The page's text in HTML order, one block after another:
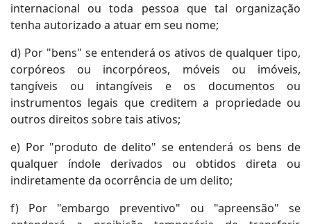
internacional ou toda pessoa que tal organização
tenha autorizado a atuar em seu nome;
d) Por "bens" se entenderá os ativos de qualquer tipo,
corpóreos ou incorpóreos, móveis ou imóveis,
tangíveis ou intangíveis e os documentos ou
instrumentos legais que creditem a propriedade ou
outros direitos sobre tais ativos;
e) Por "produto de delito" se entenderá os bens de
qualquer índole derivados ou obtidos direta ou
indiretamente da ocorrência de um delito;
f) Por "embargo preventivo" ou "apreensão" se